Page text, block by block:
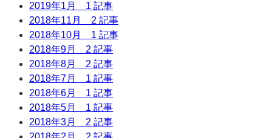
2019年1月 1 記事
2018年11月 2 記事
2018年10月 1 記事
2018年9月 2 記事
2018年8月 2 記事
2018年7月 1 記事
2018年6月 1 記事
2018年5月 1 記事
2018年3月 2 記事